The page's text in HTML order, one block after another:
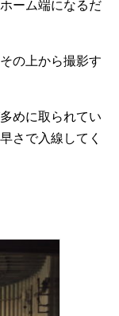
ーム端になるだ
の上から撮影す
めに取られてい
さで入線してく